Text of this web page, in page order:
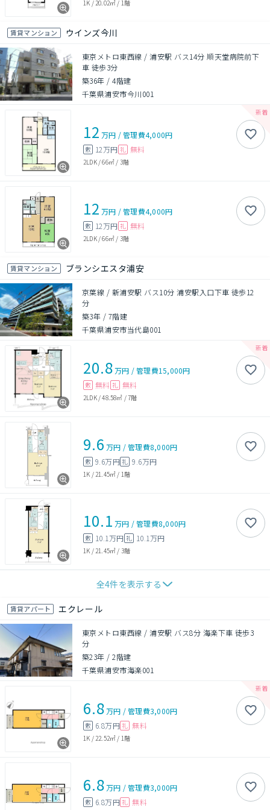
1K / 20.02㎡ / 1階
賃貸マンション ウインズ今川
東京メトロ東西線 / 浦安駅 バス14分 順天堂病院前下
車 徒歩3分
築36年 /4階建
千葉県浦安市今川001
12 万円 /管理費4,000円
敷 12万円 礼 無料
2LDK/66㎡ / 3階
12 万円 /管理費4,000円
敷 12万円 礼 無料
2LDK/66㎡ / 3階
賃貸マンション ブランシエスタ浦安
京葉線 / 新浦安駅 バス10分 浦安駅入口下車 徒歩12
分
築3年 / 7階建
千葉県浦安市当代島001
20.8万円 /管理費15,000円
敷 無料 礼 無料
2LDK/48.58㎡ /7階
9.6 万円 /管理費8,000円
敷 9.6万円礼 9.6万円
1K / 21.45㎡ / 1階
10.1 万円 /管理費8,000円
敷 10.1万円 礼 10.1万円
1K / 21.45㎡ / 3階
全4件を表示する
賃貸アパート エクレール
東京メトロ東西線 / 浦安駅 バス8分 海楽下車 徒歩3
分
築23年 /2階建
千葉県浦安市海楽001
6.8万円 /管理費3,000円
敷 6.8万円 礼 無料
1K / 22.52㎡ / 1階
6.8万円 /管理費3,000円
敷 6.8万円 礼 無料